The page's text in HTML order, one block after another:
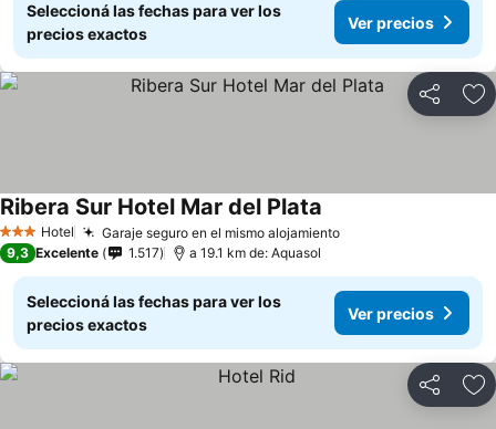
Seleccioná las fechas para ver los
precios exactos
Ver precios
Compartir
3 Estrellas
Hotel Garaje seguro en el mismo alojamientoVer precios
Ribera Sur Hotel Mar del Plata
9,3 Excelente 1.517 a 19.1 km de: Aquasol
Seleccioná las fechas para ver los
precios exactos
Ver precios
Compartir